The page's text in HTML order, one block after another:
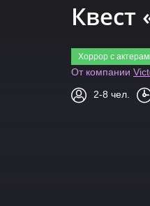
Хоррор с
От компании
2-8 чел.